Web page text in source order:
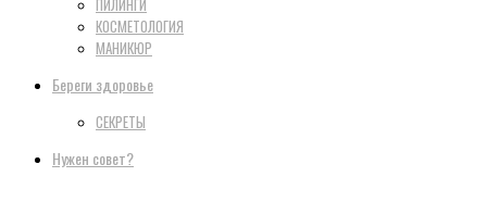
ПИЛИНГИ
КОСМЕТОЛОГИЯ
МАНИКЮР
Береги здоровье
СЕКРЕТЫ
Нужен совет?